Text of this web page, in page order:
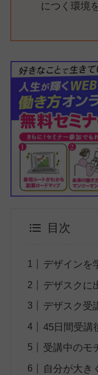
につく環境
目次
デザインを
デザスクに
デザスク受
45日間受講
受講中のモ
自分が大き